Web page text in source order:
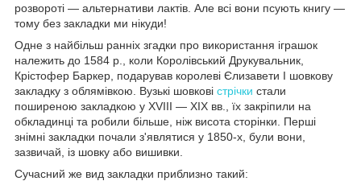
розвороті — альтернативи лактів. Але всі вони псують книгу —
тому без закладки ми нікуди!
Одне з найбільш ранніх згадки про використання іграшок
належить до 1584 р., коли Королівський Друкувальник,
Крістофер Баркер, подарував королеві Єлизавети I шовкову
закладку з облямівкою. Вузькі шовкові стрічки стали
поширеною закладкою у XVIII — XIX вв., їх закріпили на
обкладинці та робили більше, ніж висота сторінки. Перші
знімні закладки почали з'являтися у 1850-х, були вони,
зазвичай, із шовку або вишивки.
Сучасний же вид закладки приблизно такий: